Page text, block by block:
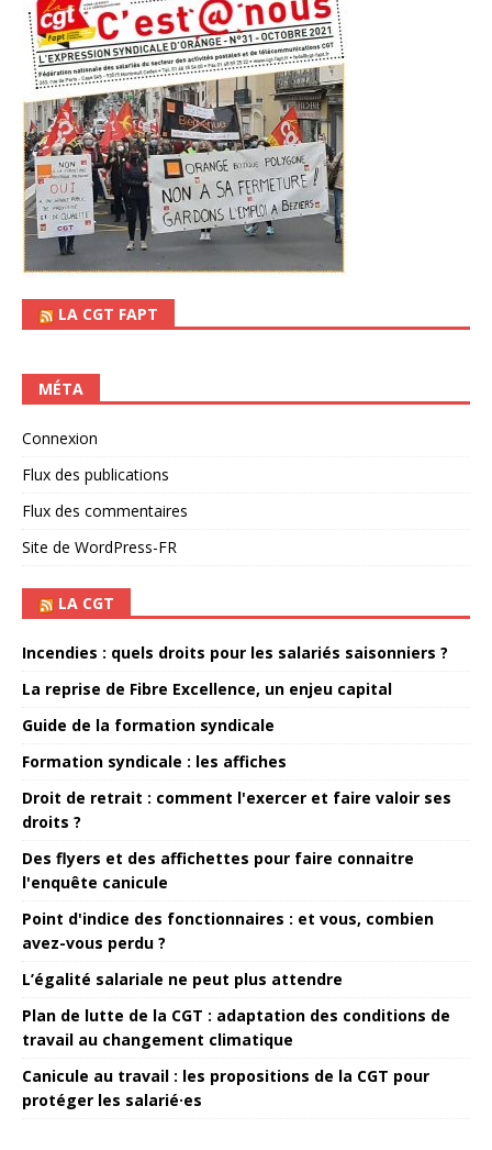
LA CGT FAPT
MÉTA
Connexion
Flux des publications
Flux des commentaires
Site de WordPress-FR
LA CGT
Incendies : quels droits pour les salariés saisonniers ?
La reprise de Fibre Excellence, un enjeu capital
Guide de la formation syndicale
Formation syndicale : les affiches
Droit de retrait : comment l'exercer et faire valoir ses
droits ?
Des flyers et des affichettes pour faire connaitre
l'enquête canicule
Point d'indice des fonctionnaires : et vous, combien
avez-vous perdu ?
L’égalité salariale ne peut plus attendre
Plan de lutte de la CGT : adaptation des conditions de
travail au changement climatique
Canicule au travail : les propositions de la CGT pour
protéger les salarié·es